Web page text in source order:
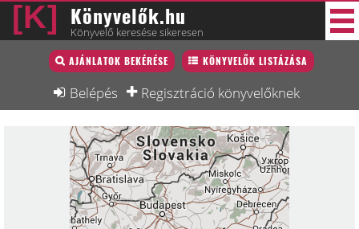
Könyvelők.hu
Könyvelő keresése sikeresen
AJÁNLATOK BEKÉRÉSE KÖNYVELŐK LISTÁZÁSA
Belépés Regisztráció könyvelőknek
Könyvelő lista
Könyvelési munkák